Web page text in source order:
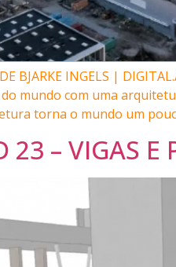
DE BJARKE INGELS |
mundo com uma
torna o mundo um
23 – VIGAS E